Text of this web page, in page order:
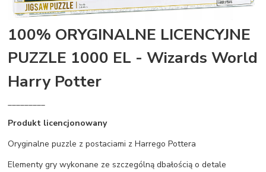
100% ORYGINALNE LICENCYJNE
PUZZLE 1000 EL - Wizards World
Harry Potter
_________
Produkt licencjonowany
Oryginalne puzzle z postaciami z Harrego Pottera
Elementy gry wykonane ze szczególną dbałością o detale